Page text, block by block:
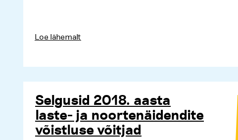
Loe lähemalt
Selgusid 2018. aasta
laste- ja noortenäidendite
võistluse võitjad